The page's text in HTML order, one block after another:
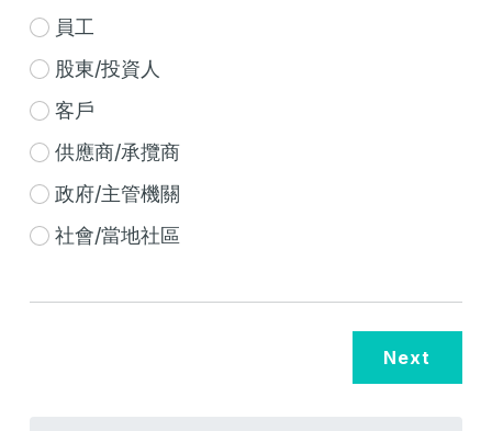
員工
股東/投資人
客戶
供應商/承攬商
政府/主管機關
社會/當地社區